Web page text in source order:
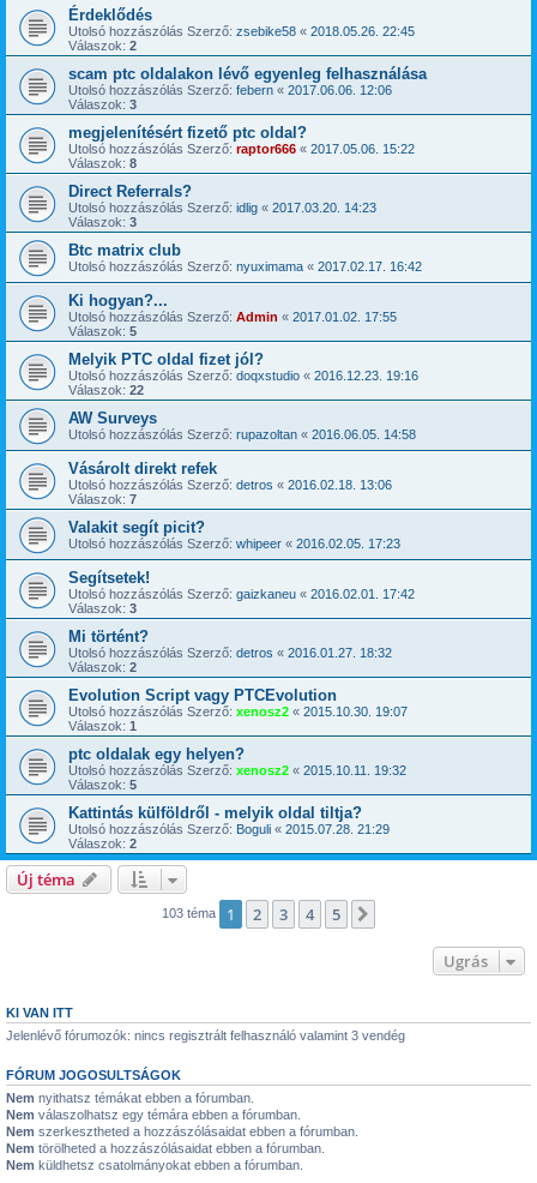
Érdeklődés
Utolsó hozzászólás Szerző: zsebike58 « 2018.05.26. 22:45
Válaszok: 2
scam ptc oldalakon lévő egyenleg felhasználása
Utolsó hozzászólás Szerző: febern « 2017.06.06. 12:06
Válaszok: 3
megjelenítésért fizető ptc oldal?
Utolsó hozzászólás Szerző: raptor666 « 2017.05.06. 15:22
Válaszok: 8
Direct Referrals?
Utolsó hozzászólás Szerző: idlig « 2017.03.20. 14:23
Válaszok: 3
Btc matrix club
Utolsó hozzászólás Szerző: nyuximama « 2017.02.17. 16:42
Ki hogyan?...
Utolsó hozzászólás Szerző: Admin « 2017.01.02. 17:55
Válaszok: 5
Melyik PTC oldal fizet jól?
Utolsó hozzászólás Szerző: doqxstudio « 2016.12.23. 19:16
Válaszok: 22
AW Surveys
Utolsó hozzászólás Szerző: rupazoltan « 2016.06.05. 14:58
Vásárolt direkt refek
Utolsó hozzászólás Szerző: detros « 2016.02.18. 13:06
Válaszok: 7
Valakit segít picit?
Utolsó hozzászólás Szerző: whipeer « 2016.02.05. 17:23
Segítsetek!
Utolsó hozzászólás Szerző: gaizkaneu « 2016.02.01. 17:42
Válaszok: 3
Mi történt?
Utolsó hozzászólás Szerző: detros « 2016.01.27. 18:32
Válaszok: 2
Evolution Script vagy PTCEvolution
Utolsó hozzászólás Szerző: xenosz2 « 2015.10.30. 19:07
Válaszok: 1
ptc oldalak egy helyen?
Utolsó hozzászólás Szerző: xenosz2 « 2015.10.11. 19:32
Válaszok: 5
Kattintás külföldről - melyik oldal tiltja?
Utolsó hozzászólás Szerző: Boguli « 2015.07.28. 21:29
Válaszok: 2
Új téma
103 téma 1 2 3 4 5
Ugrás
KI VAN ITT
Jelenlévő fórumozók: nincs regisztrált felhasználó valamint 3 vendég
FÓRUM JOGOSULTSÁGOK
Nem nyithatsz témákat ebben a fórumban.
Nem válaszolhatsz egy témára ebben a fórumban.
Nem szerkesztheted a hozzászólásaidat ebben a fórumban.
Nem törölheted a hozzászólásaidat ebben a fórumban.
Nem küldhetsz csatolmányokat ebben a fórumban.